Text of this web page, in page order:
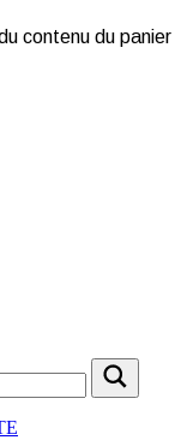
contenu du panier